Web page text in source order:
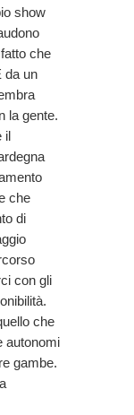
show
che
da un
la gente.
il
che
di
con gli
che
autonomi
gambe.